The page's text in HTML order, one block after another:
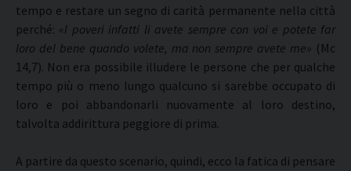
tempo e restare un segno di carità permanente nella città
perché: «I poveri infatti li avete sempre con voi e potete far
loro del bene quando volete, ma non sempre avete me» (Mc
14,7). Non era possibile illudere le persone che per qualche
tempo più o meno lungo qualcuno si sarebbe occupato di
loro e poi abbandonarli nuovamente al loro destino,
talvolta addirittura peggiore di prima.
A partire da questo scenario, quindi, ecco la fatica di pensare